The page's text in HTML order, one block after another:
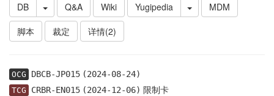
DB Q&A Wiki Yugipedia
MDM
脚本
裁定 详情(2)
OCG DBCB-JP015(2024-08-24)
TCG CRBR-EN015(2024-12-06) 限制卡